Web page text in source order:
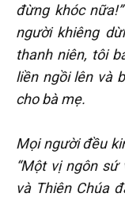
đừng khóc
người khiêng
thanh niên, tôi
liền ngồi lên và
cho bà mẹ.
Mọi người đều
“Một vị ngôn
và Thiên Chúa